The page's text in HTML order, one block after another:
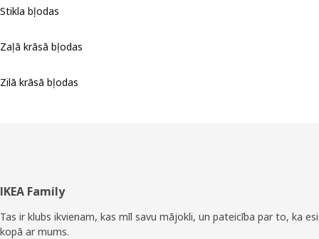
Stikla bļodas
Zaļā krāsā bļodas
Zilā krāsā bļodas
Kājene
IKEA Family
Tas ir klubs ikvienam, kas mīl savu mājokli, un pateicība par to, ka esi
kopā ar mums.